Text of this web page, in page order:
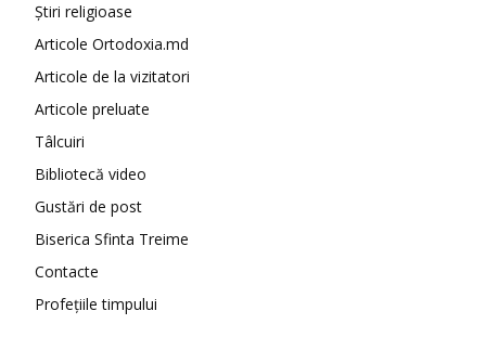
Știri religioase
Articole Ortodoxia.md
Articole de la vizitatori
Articole preluate
Tâlcuiri
Bibliotecă video
Gustări de post
Biserica Sfinta Treime
Contacte
Profețiile timpului